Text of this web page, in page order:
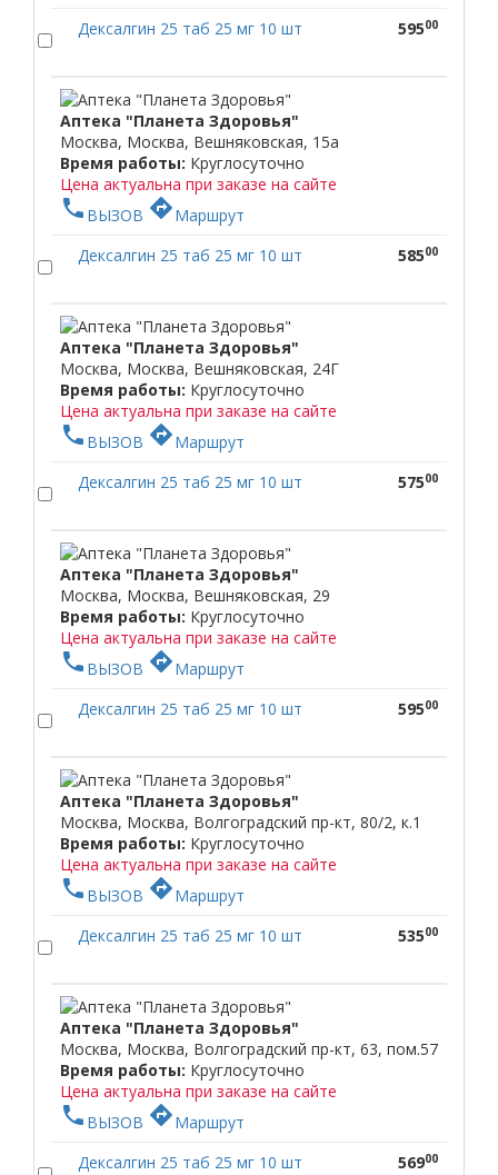
Дексалгин 25 таб 25 мг 10 шт
59500
Аптека "Планета Здоровья"
Москва, Москва, Вешняковская, 15а
Время работы: Круглосуточно
Цена актуальна при заказе на сайте
phone ВЫЗОВ directionsМаршрут
Дексалгин 25 таб 25 мг 10 шт
58500
Аптека "Планета Здоровья"
Москва, Москва, Вешняковская, 24Г
Время работы: Круглосуточно
Цена актуальна при заказе на сайте
phone ВЫЗОВ directionsМаршрут
Дексалгин 25 таб 25 мг 10 шт
57500
Аптека "Планета Здоровья"
Москва, Москва, Вешняковская, 29
Время работы: Круглосуточно
Цена актуальна при заказе на сайте
phone ВЫЗОВ directionsМаршрут
Дексалгин 25 таб 25 мг 10 шт
59500
Аптека "Планета Здоровья"
Москва, Москва, Волгоградский пр-кт, 80/2, к.1
Время работы: Круглосуточно
Цена актуальна при заказе на сайте
phone ВЫЗОВ directionsМаршрут
Дексалгин 25 таб 25 мг 10 шт
53500
Аптека "Планета Здоровья"
Москва, Москва, Волгоградский пр-кт, 63, пом.57
Время работы: Круглосуточно
Цена актуальна при заказе на сайте
phone ВЫЗОВ directionsМаршрут
Дексалгин 25 таб 25 мг 10 шт
56900